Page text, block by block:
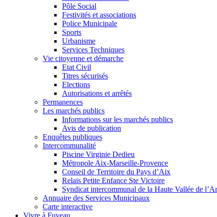
Pôle Social
Festivités et associations
Police Municipale
Sports
Urbanisme
Services Techniques
Vie citoyenne et démarche
Etat Civil
Titres sécurisés
Elections
Autorisations et arrêtés
Permanences
Les marchés publics
Informations sur les marchés publics
Avis de publication
Enquêtes publiques
Intercommunalité
Piscine Virginie Dedieu
Métropole Aix-Marseille-Provence
Conseil de Territoire du Pays d’Aix
Relais Petite Enfance Ste Victoire
Syndicat intercommunal de la Haute Vallée de
Annuaire des Services Municipaux
Carte interactive
Vivre à Fuveau